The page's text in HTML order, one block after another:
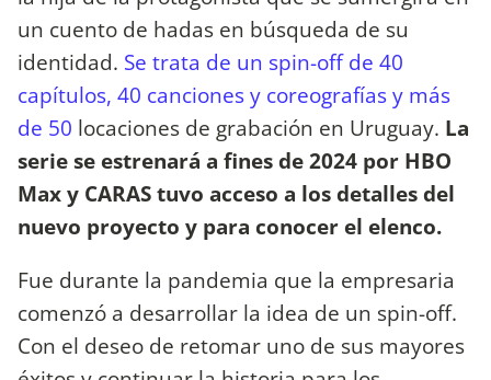
un cuento de hadas en búsqueda de su
identidad. Se trata de un spin-off de 40
capítulos, 40 canciones y coreografías y más
de 50 locaciones de grabación en Uruguay. La
serie se estrenará a fines de 2024 por HBO
Max y CARAS tuvo acceso a los detalles del
nuevo proyecto y para conocer el elenco.
Fue durante la pandemia que la empresaria
comenzó a desarrollar la idea de un spin-off.
Con el deseo de retomar uno de sus mayores